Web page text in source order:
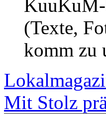
KuuKuM-
(Texte,
komm zu
Mit Stolz